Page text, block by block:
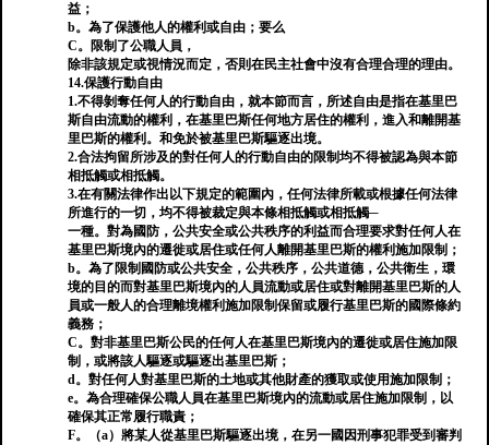
益；
b。為了保護他人的權利或自由；要么
C。限制了公職人員，
除非該規定或視情況而定，否則在民主社會中沒有合理合理的理由。
14.保護行動自由
1.不得剝奪任何人的行動自由，就本節而言，所述自由是指在基里巴
斯自由流動的權利，在基里巴斯任何地方居住的權利，進入和離開基
里巴斯的權利。和免於被基里巴斯驅逐出境。
2.合法拘留所涉及的對任何人的行動自由的限制均不得被認為與本節
相抵觸或相抵觸。
3.在有關法律作出以下規定的範圍內，任何法律所載或根據任何法律
所進行的一切，均不得被裁定與本條相抵觸或相抵觸─
一種。對為國防，公共安全或公共秩序的利益而合理要求對任何人在
基里巴斯境內的遷徙或居住或任何人離開基里巴斯的權利施加限制；
b。為了限制國防或公共安全，公共秩序，公共道德，公共衛生，環
境的目的而對基里巴斯境內的人員流動或居住或對離開基里巴斯的人
員或一般人的合理離境權利施加限制保留或履行基里巴斯的國際條約
義務；
C。對非基里巴斯公民的任何人在基里巴斯境內的遷徙或居住施加限
制，或將該人驅逐或驅逐出基里巴斯；
d。對任何人對基里巴斯的土地或其他財產的獲取或使用施加限制；
e。為合理確保公職人員在基里巴斯境內的流動或居住施加限制，以
確保其正常履行職責；
F。（a）將某人從基里巴斯驅逐出境，在另一國因刑事犯罪受到審判